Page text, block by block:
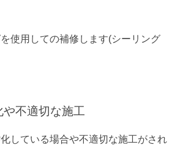
使用しての補修します(シーリング
不適切な施工
している場合や不適切な施工がされ